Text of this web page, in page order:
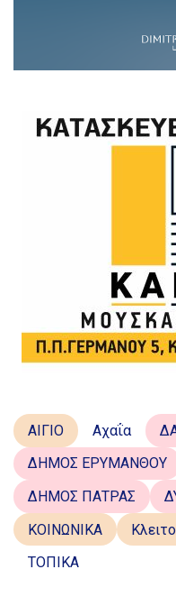
ΑΙΓΙΟ Αχαΐα
ΔΗΜΟΣ ΕΡΥΜΑΝΘΟΥ
ΔΗΜΟΣ ΠΑΤΡΑΣ
ΚΟΙΝΩΝΙΚΑ
ΤΟΠΙΚΑ